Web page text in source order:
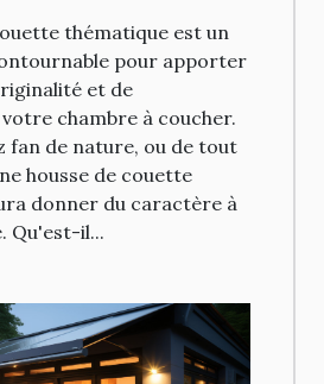
thématique est un
pour apporter
et de
chambre à coucher.
fan de nature, ou de tout
housse de couette
donner du caractère à
Qu'est-il...